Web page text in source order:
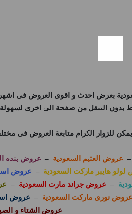
بعرض احدث و اقوى العروض فى اشهر
التنقل من صفحة الى اخرى لسهولة
للزوار الكرام متابعة العروض فى
– عروض العثيم السعودية – عروض بنده
هايبر ماركت السعودية – عروض
– عروض جراند مارت السعودية –
عروض نورى ماركت السعودية – عروض
عروض الشتاء و